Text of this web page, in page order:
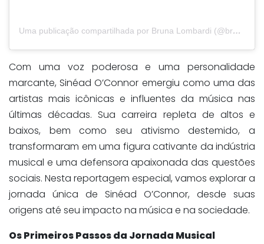
Uma publicação compartilhada por Bruna Lombardi (@brunalombardi)
Com uma voz poderosa e uma personalidade
marcante, Sinéad O’Connor emergiu como uma das
artistas mais icônicas e influentes da música nas
últimas décadas. Sua carreira repleta de altos e
baixos, bem como seu ativismo destemido, a
transformaram em uma figura cativante da indústria
musical e uma defensora apaixonada das questões
sociais. Nesta reportagem especial, vamos explorar a
jornada única de Sinéad O’Connor, desde suas
origens até seu impacto na música e na sociedade.
Os Primeiros Passos da Jornada Musical